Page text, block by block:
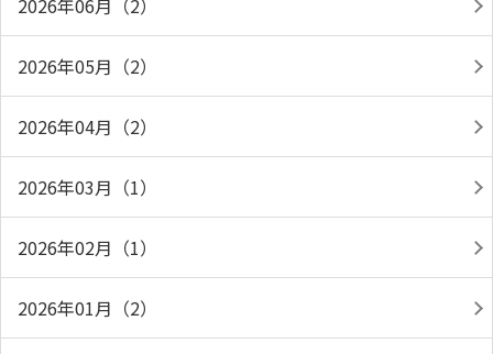
2026年06月（2）
2026年05月（2）
2026年04月（2）
2026年03月（1）
2026年02月（1）
2026年01月（2）